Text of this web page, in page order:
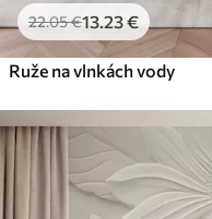
22.05€13 .23€
Ruže na vlnkách vody